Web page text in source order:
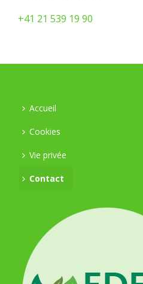
+41 21 539 19 90
Accueil
Cookies
Vie privée
Contact